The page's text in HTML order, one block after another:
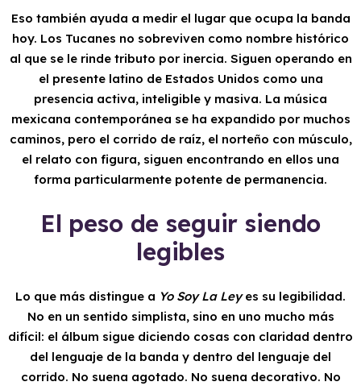
Eso también ayuda a medir el lugar que ocupa la banda
hoy. Los Tucanes no sobreviven como nombre histórico
al que se le rinde tributo por inercia. Siguen operando en
el presente latino de Estados Unidos como una
presencia activa, inteligible y masiva. La música
mexicana contemporánea se ha expandido por muchos
caminos, pero el corrido de raíz, el norteño con músculo,
el relato con figura, siguen encontrando en ellos una
forma particularmente potente de permanencia.
El peso de seguir siendo
legibles
Lo que más distingue a Yo Soy La Leyes su legibilidad.
No en un sentido simplista, sino en uno mucho más
difícil: el álbum sigue diciendo cosas con claridad dentro
del lenguaje de la banda y dentro del lenguaje del
corrido. No suena agotado. No suena decorativo. No